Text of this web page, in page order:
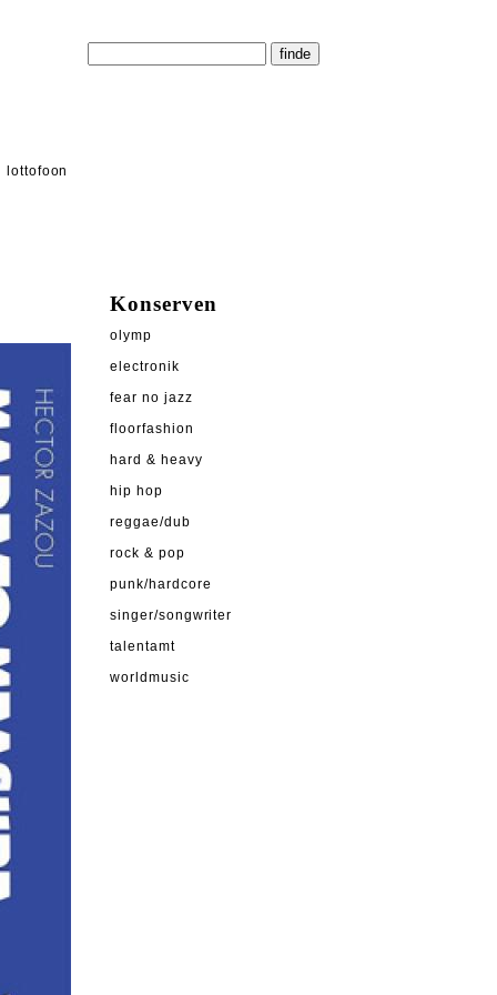
lottofoon
Konserven
olymp
electronik
fear no jazz
floorfashion
hard & heavy
hip hop
reggae/dub
rock & pop
punk/hardcore
singer/songwriter
talentamt
worldmusic